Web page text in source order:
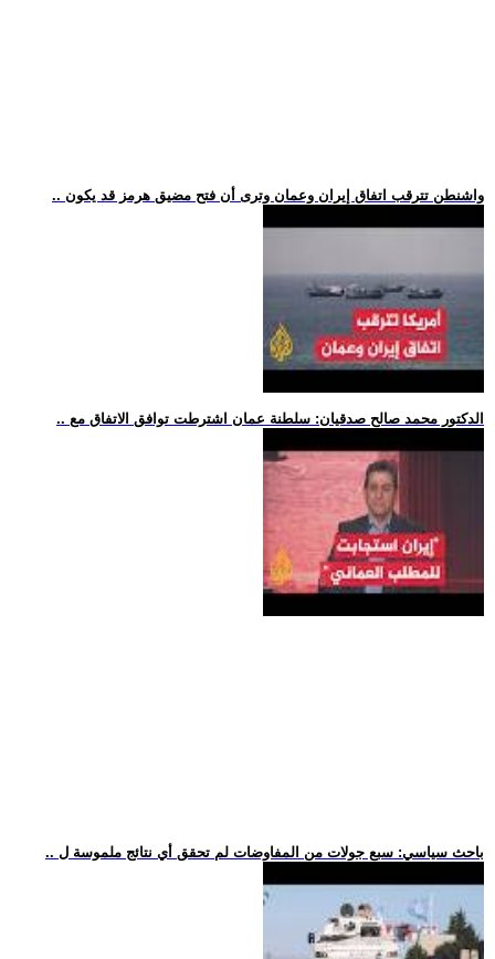
.. واشنطن تترقب اتفاق إيران وعمان وترى أن فتح مضيق هرمز قد يكون
.. الدكتور محمد صالح صدقيان: سلطنة عمان اشترطت توافق الاتفاق مع
.. باحث سياسي: سبع جولات من المفاوضات لم تحقق أي نتائج ملموسة ل